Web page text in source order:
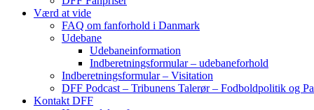
Værd at vide
FAQ om fanforhold i Danmark
Udebane
Udebaneinformation
Indberetningsformular – udebaneforhold
Indberetningsformular – Visitation
DFF Podcast – Tribunens Talerør – Fodboldpolitik og
Kontakt DFF